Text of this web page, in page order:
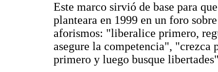
Este marco sirvió de base para
planteara en 1999 en un foro
aforismos: "liberalice primero,
asegure la competencia", "crezca
primero y luego busque